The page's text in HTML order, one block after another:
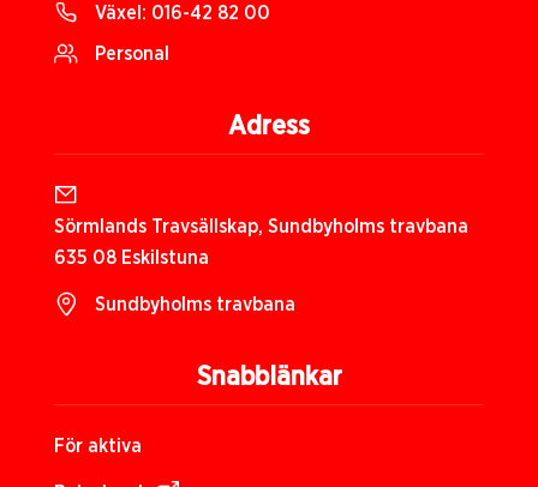
Snabblänkar
För aktiva
Växel: 016-42 82 00
Personal
Adress
Sörmlands Travsällskap, Sundbyholms travbana
635 08 Eskilstuna
Sundbyholms travbana